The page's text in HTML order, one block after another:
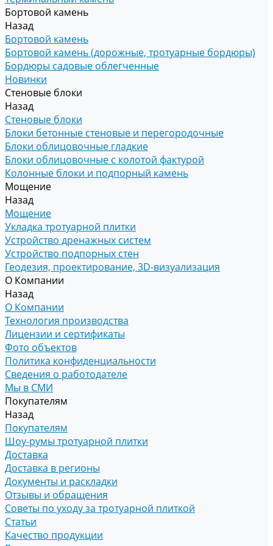
Бортовой камень
Назад
Бортовой камень
Бортовой камень (дорожные, тротуарные бордюры)
Бордюры садовые облегченные
Новинки
Стеновые блоки
Назад
Стеновые блоки
Блоки бетонные стеновые и перегородочные
Блоки облицовочные гладкие
Блоки облицовочные с колотой фактурой
Колонные блоки и подпорный камень
Мощение
Назад
Мощение
Укладка тротуарной плитки
Устройство дренажных систем
Устройство подпорных стен
Геодезия, проектирование, 3D-визуализация
О Компании
Назад
О Компании
Технология производства
Лицензии и сертификаты
Фото объектов
Политика конфиденциальности
Сведения о работодателе
Мы в СМИ
Покупателям
Назад
Покупателям
Шоу-румы тротуарной плитки
Доставка
Доставка в регионы
Документы и раскладки
Отзывы и обращения
Советы по уходу за тротуарной плиткой
Статьи
Качество продукции